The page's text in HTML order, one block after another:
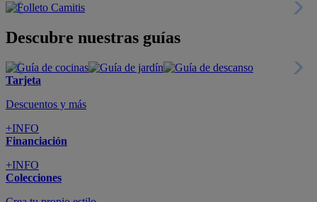
Descubre nuestras guías
Tarjeta
Descuentos y más
+INFO
Financiación
+INFO
Colecciones